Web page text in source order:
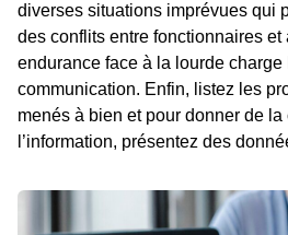
diverses situations imprévues qui
des conflits entre fonctionnaires et
endurance face à la lourde charge
communication. Enfin, listez les
menés à bien et pour donner de la
l’information, présentez des